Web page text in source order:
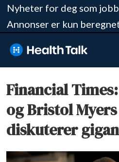
Nyheter for deg som
Annonser er kun
Tag:
astrazeneca
Financial
og Bristol
diskuterer